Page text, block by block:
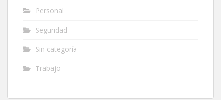
Personal
Seguridad
Sin categoría
Trabajo